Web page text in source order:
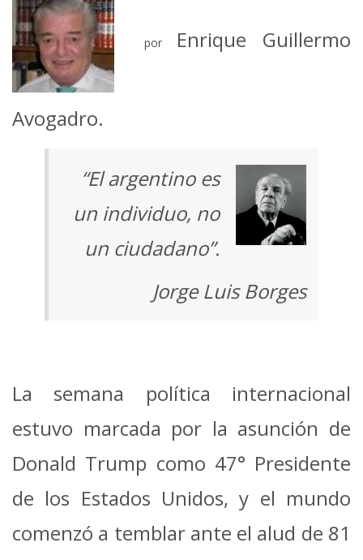
por Enrique Guillermo
Avogadro.
“El argentino es
un individuo, no
un ciudadano”.
Jorge Luis Borges
La semana política internacional
estuvo marcada por la asunción de
Donald Trump como 47° Presidente
de los Estados Unidos, y el mundo
comenzó a temblar ante el alud de 81